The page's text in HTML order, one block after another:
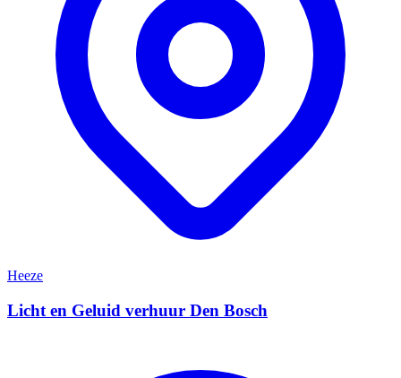
Heeze
Licht en Geluid verhuur Den Bosch